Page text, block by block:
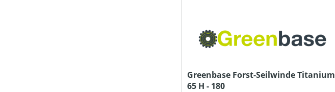
MOTORLEISTUNG (IN UMDREHUNGEN/MIN)
Greenbase Forst-Seilwinde Titanium
65 H - 180